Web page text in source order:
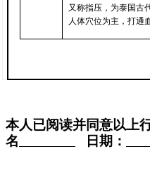
又称指压，为泰国古
人体穴位为主，打通
本人已阅读并同意以上
名
日期：